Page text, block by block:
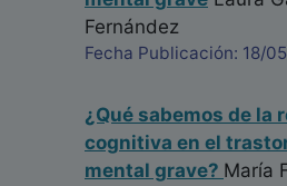
Fernández
Fecha Publicación: 18/
¿Qué sabemos de la
cognitiva en el
mental grave? María